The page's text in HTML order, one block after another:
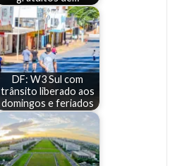
DF: W3 Sul com
trânsito liberado aos
domingos e feriados